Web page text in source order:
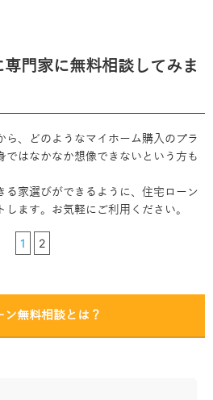
門家に無料相談してみま
ら、どのようなマイホーム購入のプラ
ではなかなか想像できないという方も
る家選びができるように、住宅ローン
ます。お気軽にご利用ください。
1 2
ン無料相談とは？